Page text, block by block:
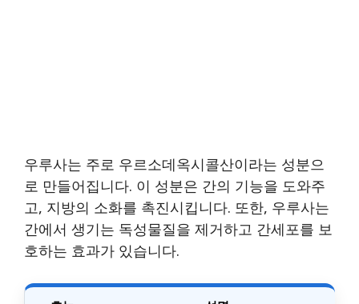
우루사는 주로 우르소데옥시콜산이라는 성분으
로 만들어집니다. 이 성분은 간의 기능을 도와주
고, 지방의 소화를 촉진시킵니다. 또한, 우루사는
간에서 생기는 독성물질을 제거하고 간세포를 보
호하는 효과가 있습니다.